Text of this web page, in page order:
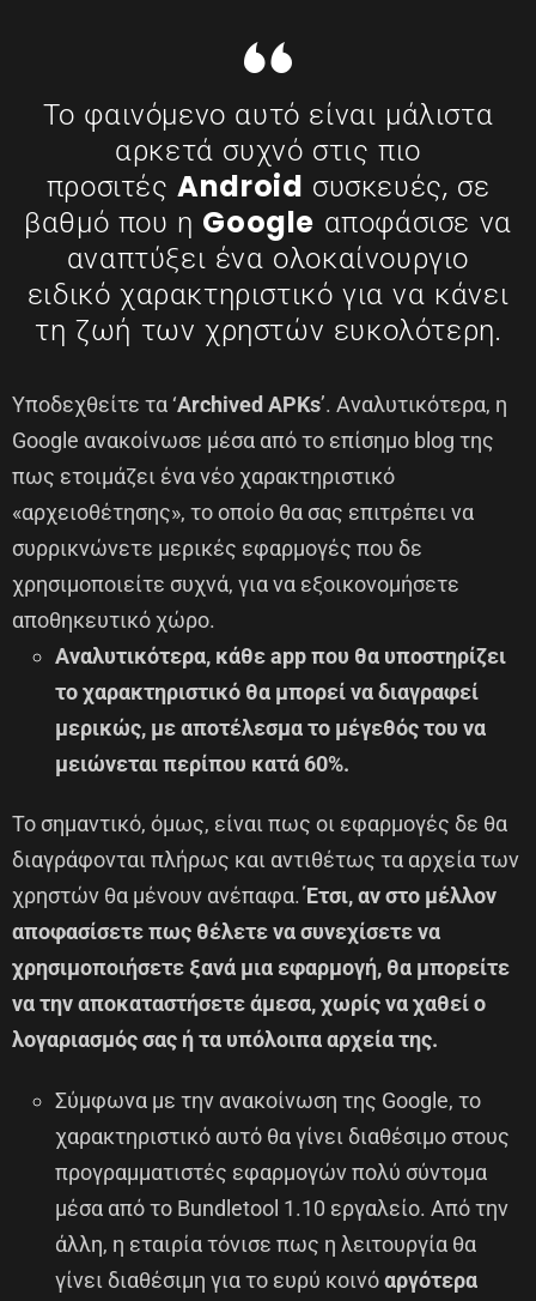
Το φαινόμενο αυτό είναι μάλιστα
αρκετά συχνό στις πιο
προσιτέςAndroid συσκευές, σε
βαθμό που η Google αποφάσισε να
αναπτύξει ένα ολοκαίνουργιο
ειδικό χαρακτηριστικό για να κάνει
τη ζωή των χρηστών ευκολότερη.
Υποδεχθείτε τα ‘Archived APKs’. Αναλυτικότερα, η
Google ανακοίνωσε μέσα από το επίσημο blog της
πως ετοιμάζει ένα νέο χαρακτηριστικό
«αρχειοθέτησης», το οποίο θα σας επιτρέπει να
συρρικνώνετε μερικές εφαρμογές που δε
χρησιμοποιείτε συχνά, για να εξοικονομήσετε
αποθηκευτικό χώρο.
Αναλυτικότερα, κάθε app που θα υποστηρίζει
το χαρακτηριστικό θα μπορεί να διαγραφεί
μερικώς, με αποτέλεσμα το μέγεθός του να
μειώνεται περίπου κατά 60%.
Το σημαντικό, όμως, είναι πως οι εφαρμογές δε θα
διαγράφονται πλήρως και αντιθέτως τα αρχεία των
χρηστών θα μένουν ανέπαφα.Έτσι, αν στο μέλλον
αποφασίσετε πως θέλετε να συνεχίσετε να
χρησιμοποιήσετε ξανά μια εφαρμογή, θα μπορείτε
να την αποκαταστήσετε άμεσα, χωρίς να χαθεί ο
λογαριασμός σας ή τα υπόλοιπα αρχεία της.
Σύμφωνα με την ανακοίνωση της Google, το
χαρακτηριστικό αυτό θα γίνει διαθέσιμο στους
προγραμματιστές εφαρμογών πολύ σύντομα
μέσα από το Bundletool 1.10 εργαλείο. Από την
άλλη, η εταιρία τόνισε πως η λειτουργία θα
γίνει διαθέσιμη για το ευρύ κοινόαργότερα